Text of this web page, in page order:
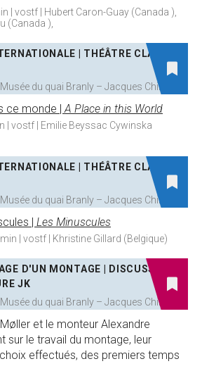
| vostf | Hubert Caron-Guay (Canada ),
(Canada ),
| THÉÂTRE CLAUDE
Musée du quai Branly – Jacques Chirac
ce monde |A Place in this World
| vostf | Emilie Beyssac Cywinska
| THÉÂTRE CLAUDE
Musée du quai Branly – Jacques Chirac
| Les Minuscules
| vostf | Khristine Gillard (Belgique)
D'UN MONTAGE | DISCUSSION
JK
Musée du quai Branly – Jacques Chirac
et le monteur Alexandre
sur le travail du montage, leur
effectués, des premiers temps